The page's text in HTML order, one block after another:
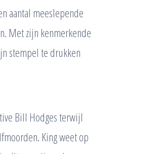
aantal meeslepende
Met zijn kenmerkende
stempel te drukken
Bill Hodges terwijl
King weet op